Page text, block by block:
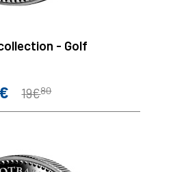
- Golf
Prix
19€80